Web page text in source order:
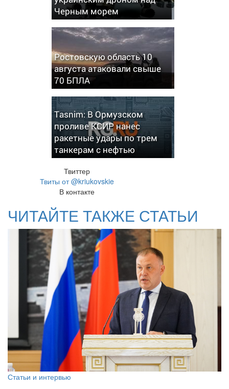
Черным морем
Ростовскую область 10
августа атаковали свыше
70 БПЛА
Tasnim: В Ормузском
проливе КСИР нанес
ракетные удары по трем
танкерам с нефтью
Твиттер
Твиты от @kriukovskie
В контакте
ЧИТАЙТЕ ТАКЖЕ СТАТЬИ
Статьи и интервью